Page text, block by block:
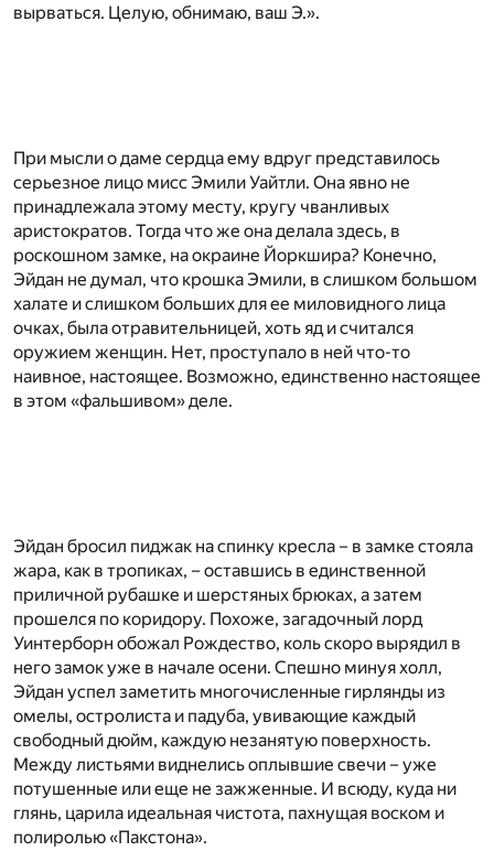
вырваться. Целую, обнимаю, ваш Э.».
При мысли о даме сердца ему вдруг представилось
серьезное лицо мисс Эмили Уайтли. Она явно не
принадлежала этому месту, кругу чванливых
аристократов. Тогда что же она делала здесь, в
роскошном замке, на окраине Йоркшира? Конечно,
Эйдан не думал, что крошка Эмили, в слишком большом
халате и слишком больших для ее миловидного лица
очках, была отравительницей, хоть яд и считался
оружием женщин. Нет, проступало в ней что-то
наивное, настоящее. Возможно, единственно настоящее
в этом «фальшивом» деле.
Эйдан бросил пиджак на спинку кресла – в замке стояла
жара, как в тропиках, – оставшись в единственной
приличной рубашке и шерстяных брюках, а затем
прошелся по коридору. Похоже, загадочный лорд
Уинтерборн обожал Рождество, коль скоро вырядил в
него замок уже в начале осени. Спешно минуя холл,
Эйдан успел заметить многочисленные гирлянды из
омелы, остролиста и падуба, увивающие каждый
свободный дюйм, каждую незанятую поверхность.
Между листьями виднелись оплывшие свечи – уже
потушенные или еще не зажженные. И всюду, куда ни
глянь, царила идеальная чистота, пахнущая воском и
полиролью «Пакстона».